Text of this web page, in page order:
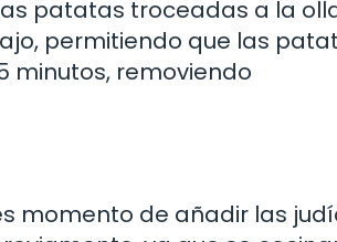
patatas troceadas a la
permitiendo que las
minutos, removiendo
momento de añadir las